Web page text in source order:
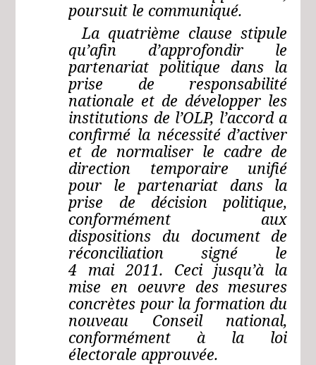
poursuit le communiqué.
La quatrième clause stipule
qu’afin d’approfondir le
partenariat politique dans la
prise de responsabilité
nationale et de développer les
institutions de l’OLP, l’accord a
confirmé la nécessité d’activer
et de normaliser le cadre de
direction temporaire unifié
pour le partenariat dans la
prise de décision politique,
conformément aux
dispositions du document de
réconciliation signé le
4 mai 2011. Ceci jusqu’à la
mise en oeuvre des mesures
concrètes pour la formation du
nouveau Conseil national,
conformément à la loi
électorale approuvée.